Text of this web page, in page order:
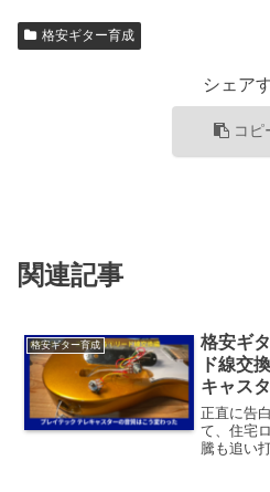
格安ギター育成
シェア
コピ
関連記事
格安ギター育成
格安ギ
ド線交
キャス
正直に告
て、住宅
騰も追い